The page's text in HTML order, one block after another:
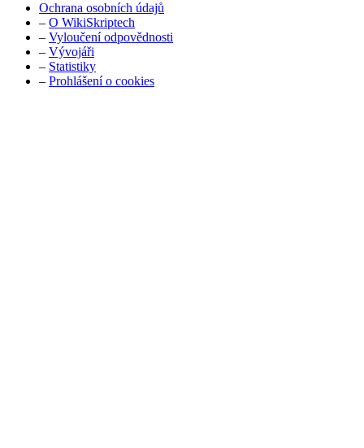
Ochrana osobních údajů
– O WikiSkriptech
– Vyloučení odpovědnosti
– Vývojáři
– Statistiky
– Prohlášení o cookies